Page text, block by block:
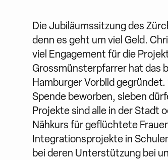
Die Jubiläumssitzung des
denn es geht um viel Geld.
viel Engagement für die
Grossmünsterpfarrer hat das
Hamburger Vorbild
Spende beworben, sieben
Projekte sind alle in der Stadt
Nähkurs für geflüchtete
Integrationsprojekte in
bei deren Unterstützung bei